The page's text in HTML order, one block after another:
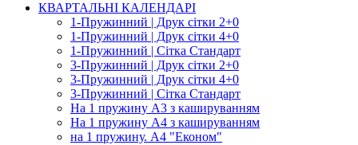
КВАРТАЛЬНІ КАЛЕНДАРІ
1-Пружинний | Друк сітки 2+0
1-Пружинний | Друк сітки 4+0
1-Пружинний | Сітка Стандарт
3-Пружинний | Друк сітки 2+0
3-Пружинний | Друк сітки 4+0
3-Пружинний | Сітка Стандарт
На 1 пружину А3 з кашируванням
На 1 пружину А4 з кашируванням
на 1 пружину. А4 "Економ"